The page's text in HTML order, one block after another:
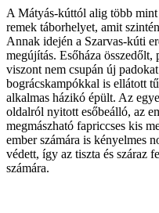
A Mátyás-kúttól alig több
remek táborhelyet, amit
Annak idején a Szarvas-kúti
megújítás. Esőháza
viszont nem csupán új
bográcskampókkal is ellátott
alkalmas házikó épült. Az
oldalról nyitott esőbeálló, az
megmászható fapriccses kis
ember számára is kényelmes
védett, így az tiszta és száraz
számára.